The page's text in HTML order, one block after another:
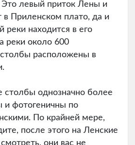
левый приток Лены и
в Приленском плато, да и
реки находится в его
реки около 600
расположены в
столбы однозначно более
и фотогеничны по
По крайней мере,
после этого на Ленские
они вас не